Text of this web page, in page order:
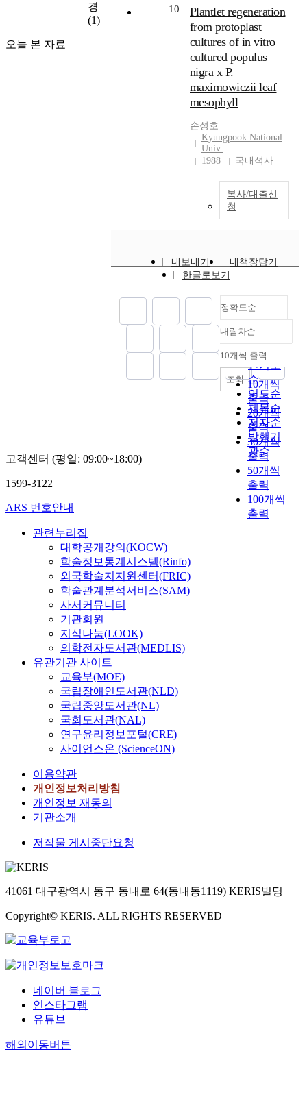
경
(1)
오늘 본 자료
10
Plantlet regeneration
from protoplast
cultures of in vitro
cultured populus
nigra x P.
maximowiczii leaf
mesophyll
손성호
Kyungpook National
Univ.
1988
국내석사
복사/대출신
청
내보내기
내책장담기
한글로보기
정확도순
정확도
순
인기도
순
연도순
제목순
저자순
발행기
관순
내림차순
내림차순
10개씩 출력
10개씩
출력
20개씩
출력
30개씩
출력
50개씩
출력
100개씩
출력
조회
고객센터 (평일: 09:00~18:00)
1599-3122
ARS 번호안내
관련누리집
대학공개강의(KOCW)
학술정보통계시스템(Rinfo)
외국학술지지원센터(FRIC)
학술관계분석서비스(SAM)
사서커뮤니티
기관회원
지식나눔(LOOK)
의학전자도서관(MEDLIS)
유관기관 사이트
교육부(MOE)
국립장애인도서관(NLD)
국립중앙도서관(NL)
국회도서관(NAL)
연구윤리정보포털(CRE)
사이언스온 (ScienceON)
이용약관
개인정보처리방침
개인정보 재동의
기관소개
저작물 게시중단요청
41061 대구광역시 동구 동내로 64(동내동1119) KERIS빌딩
Copyright© KERIS. ALL RIGHTS RESERVED
네이버 블로그
인스타그램
유튜브
해외이동버튼